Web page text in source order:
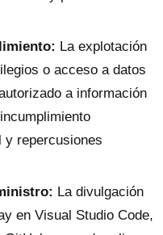
La explotación
o acceso a datos
a información
y repercusiones
La divulgación
en Visual Studio Code,